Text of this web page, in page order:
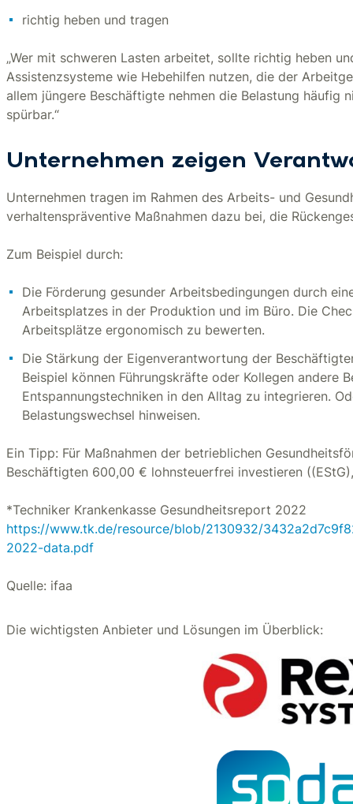
richtig heben und tragen
„Wer mit schweren Lasten arbeitet, sollte richtig heben
Assistenzsysteme wie Hebehilfen nutzen, die der
allem jüngere Beschäftigte nehmen die Belastung häufig
spürbar.“
Unternehmen zeigen
Unternehmen tragen im Rahmen des Arbeits- und
verhaltenspräventive Maßnahmen dazu bei, die
Zum Beispiel durch:
Die Förderung gesunder Arbeitsbedingungen durch
Arbeitsplatzes in der Produktion und im Büro. Die
Arbeitsplätze ergonomisch zu bewerten.
Die Stärkung der Eigenverantwortung der
Beispiel können Führungskräfte oder Kollegen andere
Entspannungstechniken in den Alltag zu integrieren.
Belastungswechsel hinweisen.
Ein Tipp: Für Maßnahmen der betrieblichen
Beschäftigten 600,00 € lohnsteuerfrei investieren
*Techniker Krankenkasse Gesundheitsreport 2022
https://www.tk.de/resource/blob/2130932/
2022-data.pdf
Quelle: ifaa
Die wichtigsten Anbieter und Lösungen im Überblick: